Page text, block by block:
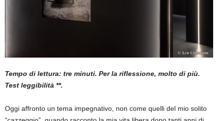
Tempo di lettura: tre minuti. Per la riflessione, molto di più.
Test leggibilità **.
Oggi affronto un tema impegnativo, non come quelli del mio solito